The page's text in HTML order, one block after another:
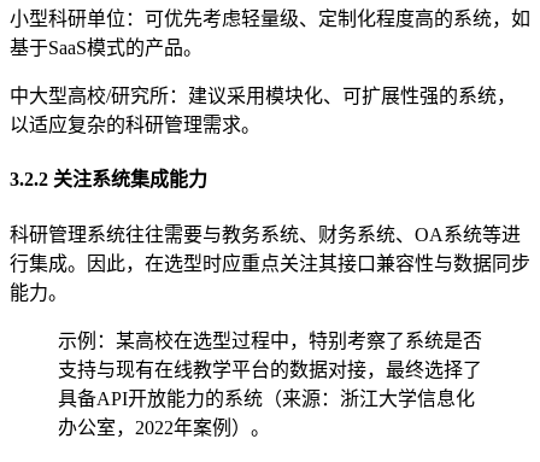
小型科研单位：可优先考虑轻量级、定制化程度高的系统，如
基于SaaS模式的产品。
中大型高校/研究所：建议采用模块化、可扩展性强的系统，
以适应复杂的科研管理需求。
3.2.2 关注系统集成能力
科研管理系统往往需要与教务系统、财务系统、OA系统等进
行集成。因此，在选型时应重点关注其接口兼容性与数据同步
能力。
示例：某高校在选型过程中，特别考察了系统是否
支持与现有在线教学平台的数据对接，最终选择了
具备API开放能力的系统（来源：浙江大学信息化
办公室，2022年案例）。